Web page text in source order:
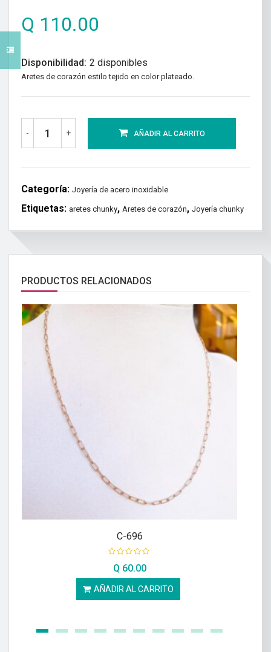
Q 110.00
Disponibilidad: 2 disponibles
Aretes de corazón estilo tejido en color plateado.
- + AÑADIR AL CARRITO
Categoría: Joyería de acero inoxidable
Etiquetas: aretes chunky, Aretes de corazón, Joyería chunky
PRODUCTOS RELACIONADOS
C-696
Q 60.00
AÑADIR AL CARRITO